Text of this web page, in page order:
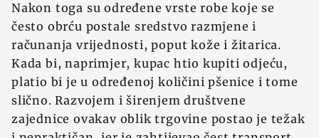
Nakon toga su određene vrste robe koje se
često obrću postale sredstvo razmjene i
računanja vrijednosti, poput kož‍e i ž‍itarica.
Kada bi, naprimjer, kupac htio kupiti odjeću,
platio bi je u određenoj količini pšenice i tome
slično. Razvojem i širenjem društvene
zajednice ovakav oblik trgovine postao je težak